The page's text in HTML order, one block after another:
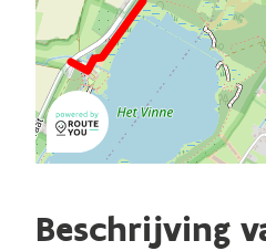
Beschrijving